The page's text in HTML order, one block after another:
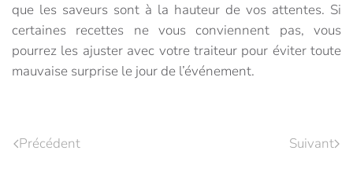
que les saveurs sont à la hauteur de vos attentes. Si
certaines recettes ne vous conviennent pas, vous
pourrez les ajuster avec votre traiteur pour éviter toute
mauvaise surprise le jour de l’événement.
Précédent Suivant